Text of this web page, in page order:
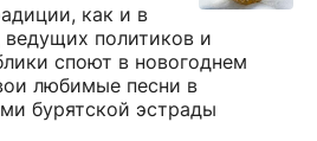
как и в
политиков и
споют в новогоднем
любимые песни в
бурятской эстрады